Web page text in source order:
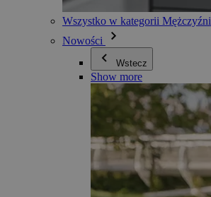
Wszystko w kategorii Mężczyźni
Nowości
Wstecz
Show more